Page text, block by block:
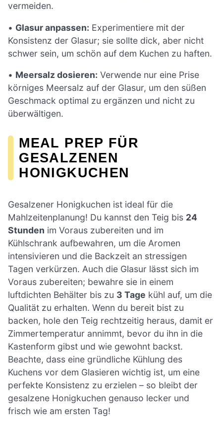
vermeiden.
• Glasur anpassen: Experimentiere mit der
Konsistenz der Glasur; sie sollte dick, aber nicht
schwer sein, um schön auf dem Kuchen zu haften.
• Meersalz dosieren: Verwende nur eine Prise
körniges Meersalz auf der Glasur, um den süßen
Geschmack optimal zu ergänzen und nicht zu
überwältigen.
MEAL PREP FÜR
GESALZENEN
HONIGKUCHEN
Gesalzener Honigkuchen ist ideal für die
Mahlzeitenplanung! Du kannst den Teig bis 24
Stunden im Voraus zubereiten und im
Kühlschrank aufbewahren, um die Aromen
intensivieren und die Backzeit an stressigen
Tagen verkürzen. Auch die Glasur lässt sich im
Voraus zubereiten; bewahre sie in einem
luftdichten Behälter bis zu 3 Tage kühl auf, um die
Qualität zu erhalten. Wenn du bereit bist zu
backen, hole den Teig rechtzeitig heraus, damit er
Zimmertemperatur annimmt, bevor du ihn in die
Kastenform gibst und wie gewohnt backst.
Beachte, dass eine gründliche Kühlung des
Kuchens vor dem Glasieren wichtig ist, um eine
perfekte Konsistenz zu erzielen – so bleibt der
gesalzene Honigkuchen genauso lecker und
frisch wie am ersten Tag!